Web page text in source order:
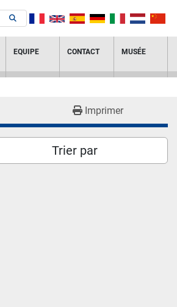
EQUIPE CONTACT MUSÉE
Imprimer
Trier par